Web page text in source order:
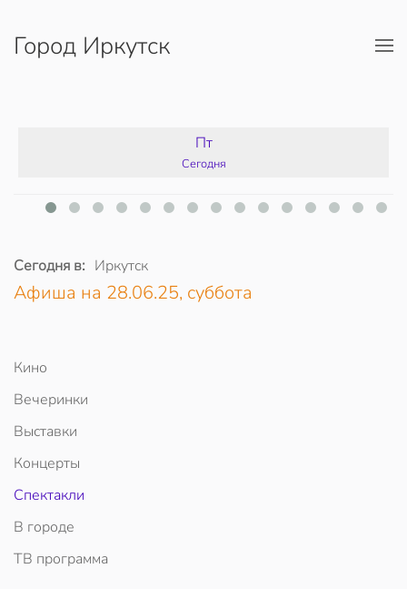
Перейти к содержимому
Город Иркутск
Пт
Сегодня
Сегодня в: Иркутск
Афиша на 28.06.25, суббота
Кино
Вечеринки
Выставки
Концерты
Спектакли
В городе
ТВ программа